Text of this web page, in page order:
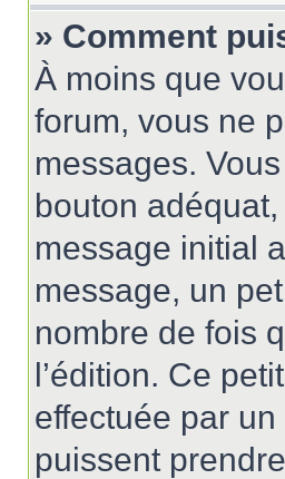
» Comment
À moins que
forum, vous ne
messages.
bouton
message initial
message, un
nombre de fois
l’édition. Ce
effectuée par
puissent